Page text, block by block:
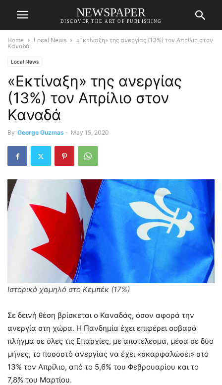
NEWSPAPER
DISCOVER THE ART OF PUBLISHING
Home Local News
«Εκτίναξη» της ανεργίας (13%) τον Απρίλιο στον
Καναδά
Local News
«Εκτίναξη» της ανεργίας
(13%) τον Απρίλιο στον
Καναδά
By George Guzmas - May 15, 2020
Ιστορικό χαμηλό στο Κεμπέκ (17%)
Σε δεινή θέση βρίσκεται ο Καναδάς, όσον αφορά την
ανεργία στη χώρα. Η Πανδημία έχει επιφέρει σοβαρό
πλήγμα σε όλες τις Επαρχίες, με αποτέλεσμα, μέσα σε δύο
μήνες, το ποσοστό ανεργίας να έχει «σκαρφαλώσει» στο
13% τον Απρίλιο, από το 5,6% του Φεβρουαρίου και το
7,8% του Μαρτίου.